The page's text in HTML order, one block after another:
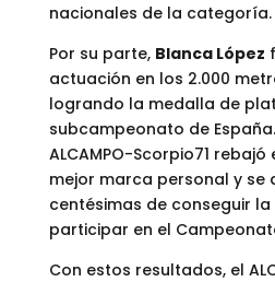
nacionales de la categoría.
Por su parte, Blanca López
actuación en los 2.000
logrando la medalla de
subcampeonato de
ALCAMPO-Scorpio71 rebajó
mejor marca personal y se
centésimas de conseguir
participar en el
Con estos resultados, el